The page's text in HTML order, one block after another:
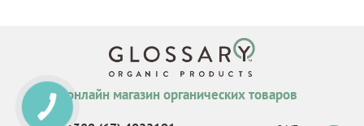
онлайн магазин органических товаров
КНОПКА
СВЯЗИ